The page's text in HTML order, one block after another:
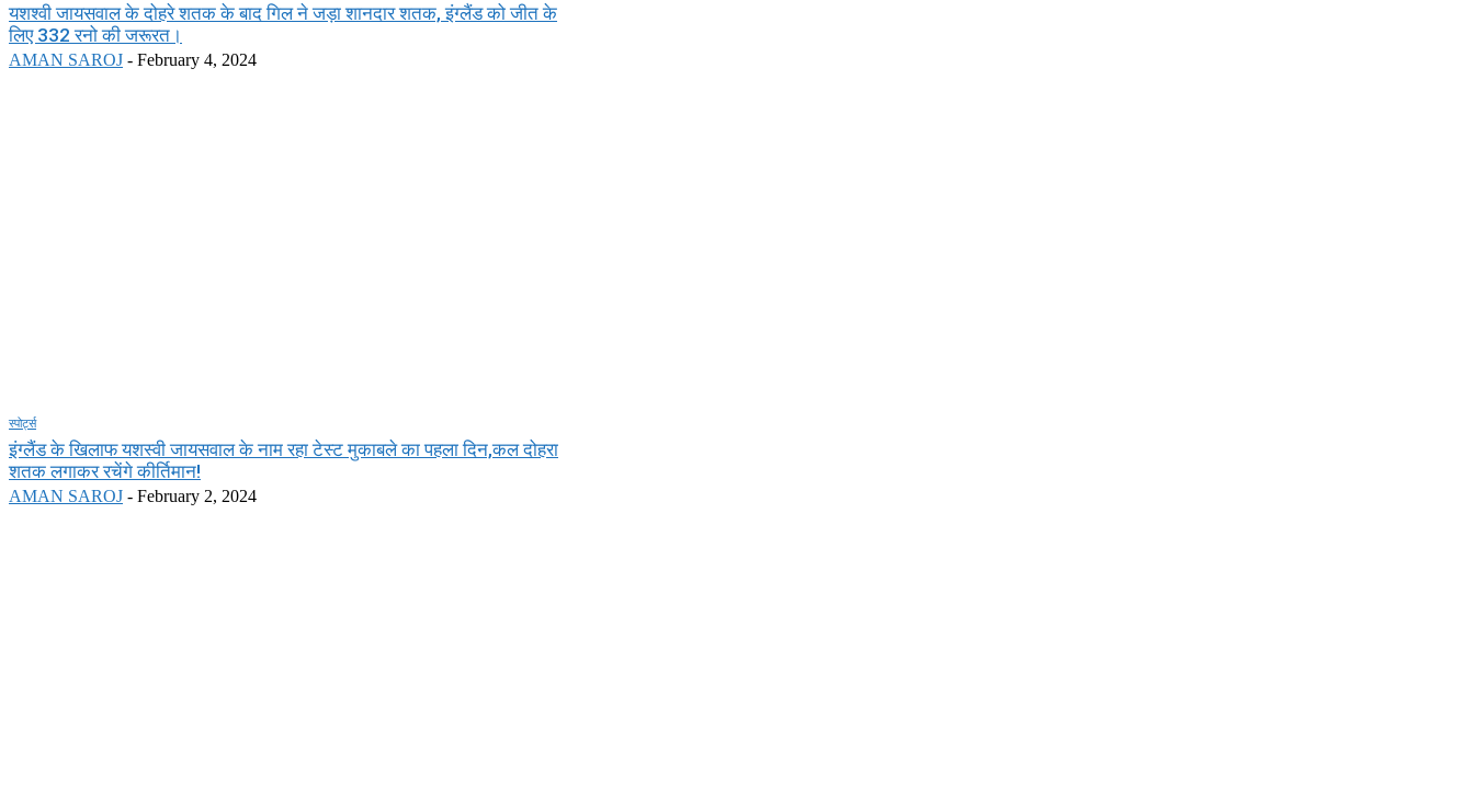
यशश्वी जायसवाल के दोहरे शतक के बाद गिल ने जड़ा शानदार शतक, इंग्लैंड को जीत के
लिए 332 रनो की जरूरत।
AMAN SAROJ - February 4, 2024
स्पोर्ट्स
इंग्लैंड के खिलाफ यशस्वी जायसवाल के नाम रहा टेस्ट मुकाबले का पहला दिन,कल दोहरा
शतक लगाकर रचेंगे कीर्तिमान!
AMAN SAROJ - February 2, 2024